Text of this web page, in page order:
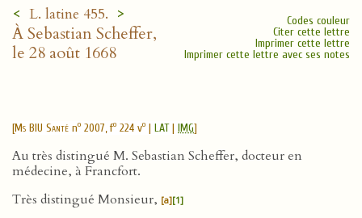
< L. latine 455. >
À Sebastian Scheffer,
le 28 août 1668
Codes couleur
Citer cette lettre
Imprimer cette lettre
Imprimer cette lettre avec ses notes
[Ms BIU Santé no 2007, fo 224 vo | LAT| IMG]
Au très distingué M. Sebastian Scheffer, docteur en
médecine, à Francfort.
Très distingué Monsieur, [a][1]